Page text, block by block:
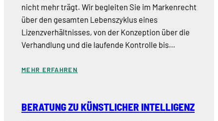
nicht mehr trägt. Wir begleiten Sie im Markenrecht
über den gesamten Lebenszyklus eines
Lizenzverhältnisses, von der Konzeption über die
Verhandlung und die laufende Kontrolle bis…
MEHR ERFAHREN
BERATUNG ZU KÜNSTLICHER INTELLIGENZ